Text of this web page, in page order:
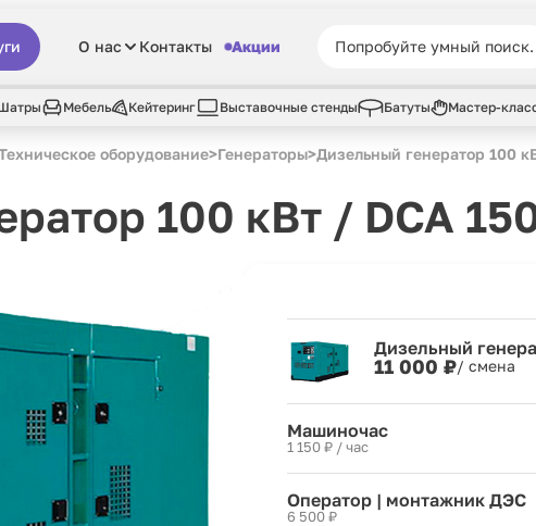
О нас Контакты Акции
Мебель Кейтеринг Выставочные стенды Батуты Мастер-
оборудование>Генераторы>Дизельный генератор 100
100 кВт / DCA
Дизельный
11 000 ₽/ смена
Машиночас
1 150 ₽ / час
Оператор | монтажник ДЭС
6 500 ₽